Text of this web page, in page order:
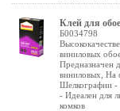
Клей для
Б0034798
виниловых
Предназначен
виниловых, На
Шелкографии -
- Идеален для
комков